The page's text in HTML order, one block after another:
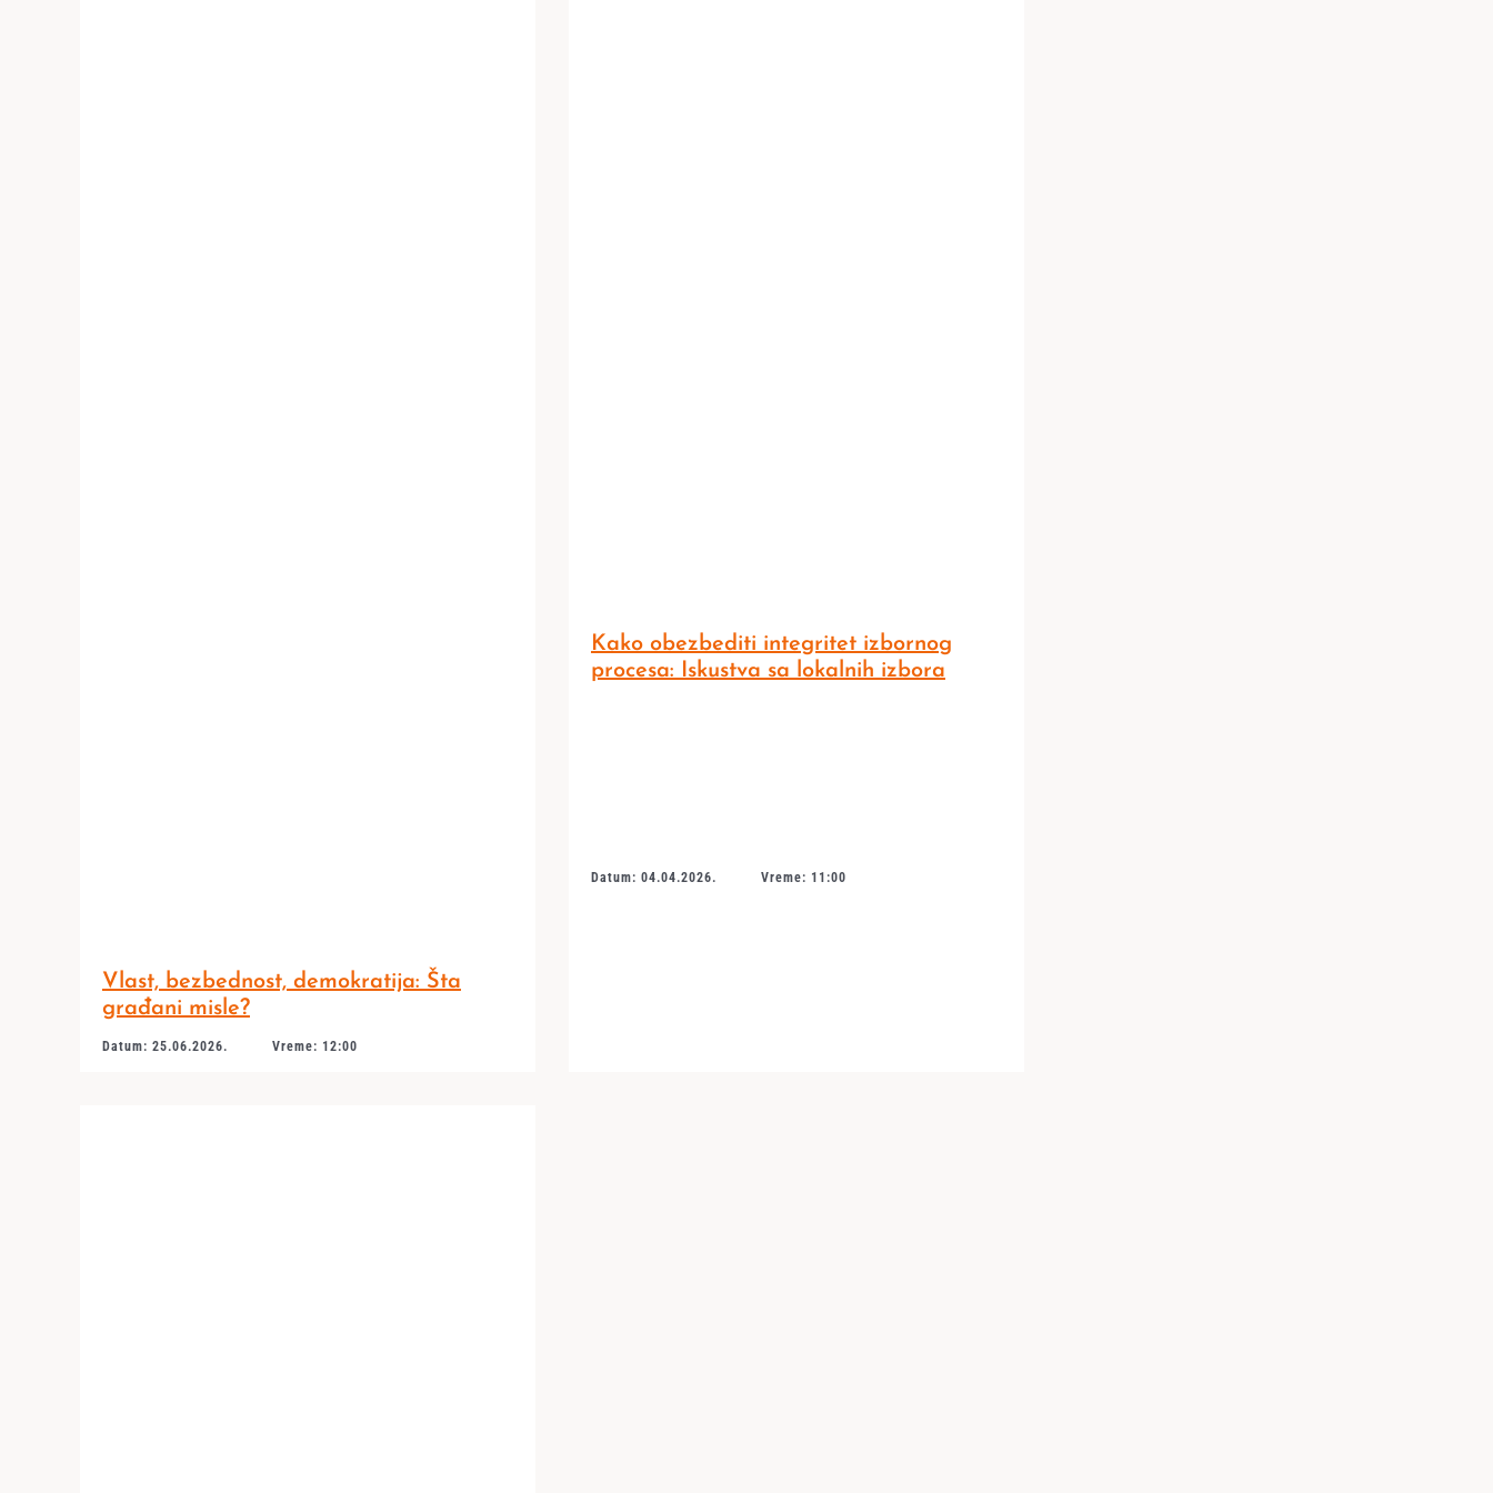
Vlast, bezbednost, demokratija: Šta
građani misle?
Datum: 25.06.2026. Vreme: 12:00
Kako obezbediti integritet izbornog
procesa: Iskustva sa lokalnih izbora
Datum: 04.04.2026. Vreme: 11:00